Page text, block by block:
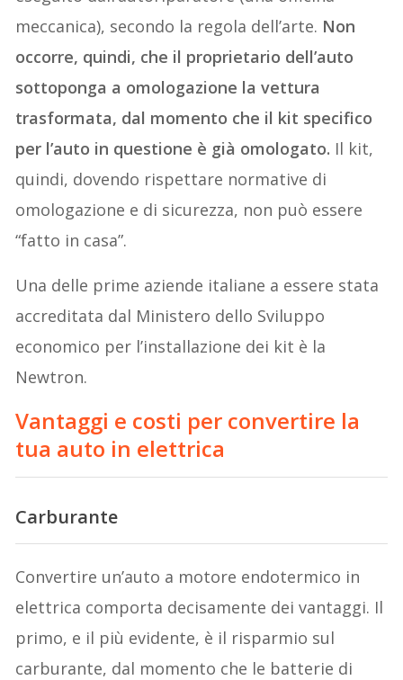
meccanica), secondo la regola dell’arte. Non
occorre, quindi, che il proprietario dell’auto
sottoponga a omologazione la vettura
trasformata, dal momento che il kit specifico
per l’auto in questione è già omologato. Il kit,
quindi, dovendo rispettare normative di
omologazione e di sicurezza, non può essere
“fatto in casa”.
Una delle prime aziende italiane a essere stata
accreditata dal Ministero dello Sviluppo
economico per l’installazione dei kit è la
Newtron.
Vantaggi e costi per convertire la
tua auto in elettrica
Carburante
Convertire un’auto a motore endotermico in
elettrica comporta decisamente dei vantaggi. Il
primo, e il più evidente, è il risparmio sul
carburante, dal momento che le batterie di